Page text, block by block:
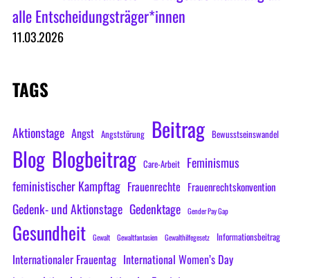
alle Entscheidungsträger*innen
11.03.2026
TAGS
Aktionstage Angst Angststörung Beitrag Bewusstseinswandel
Blog Blogbeitrag Care-Arbeit Feminismus
feministischer Kampftag Frauenrechte Frauenrechtskonvention
Gedenk- und Aktionstage Gedenktage Gender Pay Gap
Gesundheit Gewalt Gewaltfantasien Gewalthilfegesetz Informationsbeitrag
Internationaler Frauentag International Women’s Day